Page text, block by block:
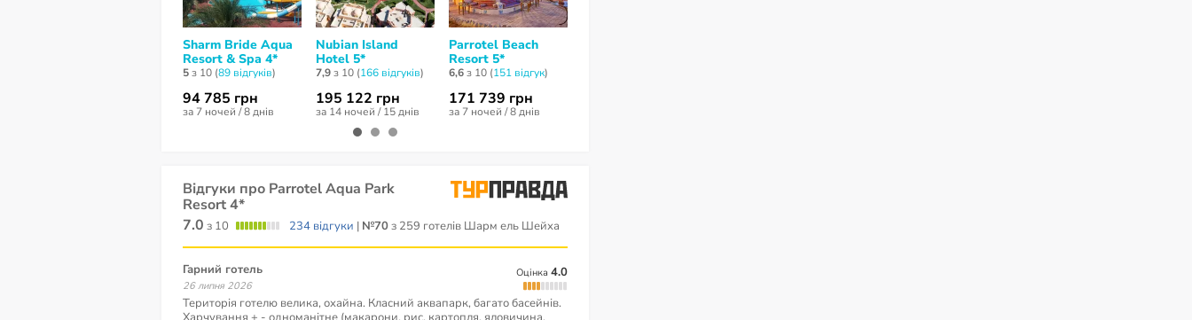
Sharm Bride Aqua
Resort & Spa 4*
5з 10 (89 відгуків)
94 785 грн
за 7 ночей / 8 днів
Nubian Island
Hotel 5*
7,9з 10 (166 відгуків)
195 122 грн
за 14 ночей / 15 днів
Parrotel Beach
Resort 5*
6,6з 10 (151 відгук)
171 739 грн
за 7 ночей / 8 днів
Відгуки про Parrotel Aqua Park
Resort 4*
7.0 з 10 234 відгуки | №70з 259 готелів Шарм ель Шейха
Гарний готель
26 липня 2026
Оцінка
4.0
Територія готелю велика, охайна. Класний аквапарк, багато басейнів.